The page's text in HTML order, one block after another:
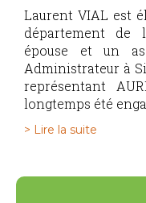
Laurent VIAL est
département de
épouse et un
Administrateur à
représentant
longtemps été
> Lire la suite